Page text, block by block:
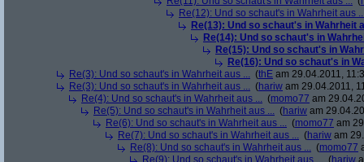
Re(12): Und so schaut's in Wahrheit aus
Re(13): Und so schaut's in Wahrheit
Re(14): Und so schaut's in
Re(15): Und so schaut's in
Re(16): Und so schaut's in
Re(3): Und so schaut's in Wahrheit aus ... (thE am 29.04.2011,
Re(3): Und so schaut's in Wahrheit aus ... (hariw am 29.04.2011,
Re(4): Und so schaut's in Wahrheit aus ... (momo77 am
Re(5): Und so schaut's in Wahrheit aus ... (hariw am
Re(6): Und so schaut's in Wahrheit aus ... (momo77 am
Re(7): Und so schaut's in Wahrheit aus ... (hariw am
Re(8): Und so schaut's in Wahrheit aus ... (momo77
Re(9): Und so schaut's in Wahrheit aus ... (hariw